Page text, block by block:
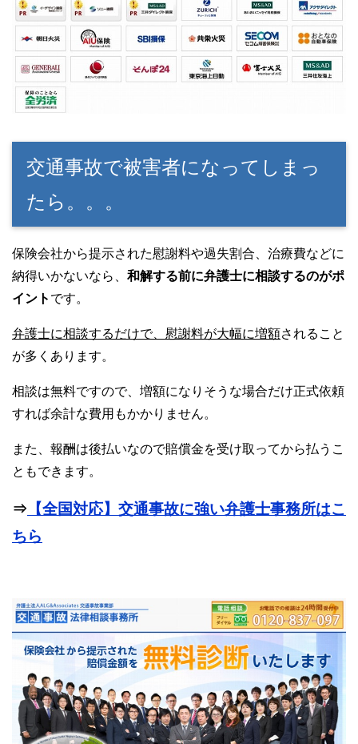
交通事故で被害者になってしまっ
たら。。。
保険会社から提示された慰謝料や過失割合、治療費などに
納得いかないなら、 和解する前に弁護士に相談するのがポ
イント です。
弁護士に相談するだけで、慰謝料が大幅に増額されること
が多くあります。
相談は無料ですので、増額になりそうな場合だけ正式依頼
すれば余計な費用もかかりません。
また、報酬は後払いなので賠償金を受け取ってから払うこ
ともできます。
⇒ 【全国対応】交通事故に強い弁護士事務所はこ
ちら